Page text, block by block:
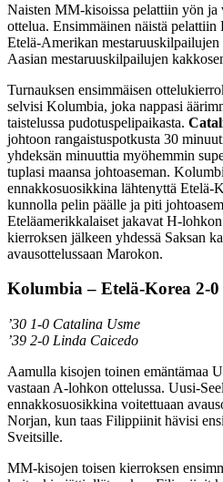
Naisten MM-kisoissa pelattiin yön ja
ottelua. Ensimmäinen näistä
Etelä-Amerikan
Aasian mestaruuskilpailujen
Turnauksen ensimmäisen
selvisi Kolumbia, joka nappasi
taistelussa pudotuspelipaikasta.
johtoon rangaistuspotkusta 30
yhdeksän minuuttia myöhemmin
tuplasi maansa johtoaseman.
ennakkosuosikkina lähtenyttä Etelä-
kunnolla pelin päälle ja piti
Eteläamerikkalaiset jakavat H-
kierroksen jälkeen yhdessä Saksan
avausottelussaan Marokon.
Kolumbia – Etelä-Korea 2-0
’30 1-0 Catalina Usme
’39 2-0 Linda Caicedo
Aamulla kisojen toinen emäntämaa
vastaan A-lohkon ottelussa. Uusi-
ennakkosuosikkina voitettuaan
Norjan, kun taas Filippiinit hävisi
Sveitsille.
MM-kisojen toisen kierroksen